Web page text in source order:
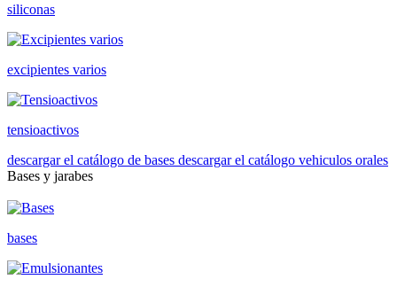
siliconas
excipientes varios
tensioactivos
descargar el catálogo de bases descargar el catálogo vehiculos orales
Bases y jarabes
bases